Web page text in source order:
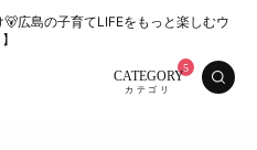
広島の子育てLIFEをもっと楽しむウ
CATEGORY